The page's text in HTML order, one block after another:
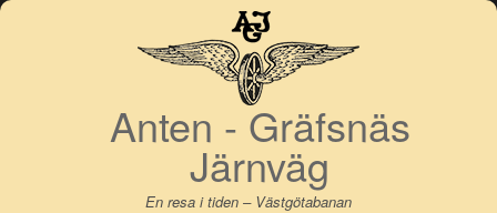
Skip
Anten - Gräfsnäs
Järnväg
En resa i tiden – Västgötabanan